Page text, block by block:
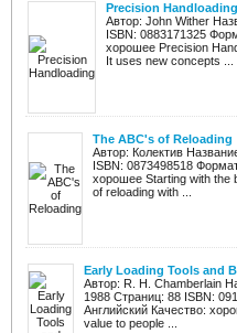
Precision Handloading
Автор: John Wither
ISBN: 0883171325
хорошее Precision
It uses new concepts ...
The ABC's of Reloading
Автор: Колектив
ISBN: 0873498518
хорошее Starting with the
of reloading with ...
Early Loading Tools and
Автор: R. H. Chamberlain
1988 Страниц: 88 ISBN:
Английский Качество:
value to people ...